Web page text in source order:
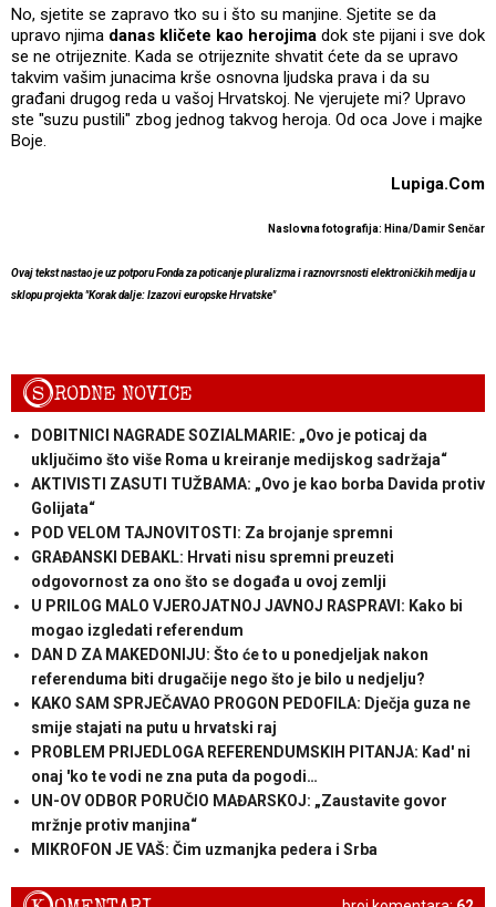
No, sjetite se zapravo tko su i što su manjine. Sjetite se da
upravo njima danas kličete kao herojima dok ste pijani i sve dok
se ne otrijeznite. Kada se otrijeznite shvatit ćete da se upravo
takvim vašim junacima krše osnovna ljudska prava i da su
građani drugog reda u vašoj Hrvatskoj. Ne vjerujete mi? Upravo
ste "suzu pustili" zbog jednog takvog heroja. Od oca Jove i majke
Boje.
Lupiga.Com
Naslovna fotografija: Hina/Damir Senčar
Ovaj tekst nastao je uz potporu Fonda za poticanje pluralizma i raznovrsnosti elektroničkih medija u
sklopu projekta "Korak dalje: Izazovi europske Hrvatske"
SRODNE NOVICE
DOBITNICI NAGRADE SOZIALMARIE: „Ovo je poticaj da
uključimo što više Roma u kreiranje medijskog sadržaja“
AKTIVISTI ZASUTI TUŽBAMA: „Ovo je kao borba Davida protiv
Golijata“
POD VELOM TAJNOVITOSTI: Za brojanje spremni
GRAĐANSKI DEBAKL: Hrvati nisu spremni preuzeti
odgovornost za ono što se događa u ovoj zemlji
U PRILOG MALO VJEROJATNOJ JAVNOJ RASPRAVI: Kako bi
mogao izgledati referendum
DAN D ZA MAKEDONIJU: Što će to u ponedjeljak nakon
referenduma biti drugačije nego što je bilo u nedjelju?
KAKO SAM SPRJEČAVAO PROGON PEDOFILA: Dječja guza ne
smije stajati na putu u hrvatski raj
PROBLEM PRIJEDLOGA REFERENDUMSKIH PITANJA: Kad' ni
onaj 'ko te vodi ne zna puta da pogodi…
UN-OV ODBOR PORUČIO MAĐARSKOJ: „Zaustavite govor
mržnje protiv manjina“
MIKROFON JE VAŠ: Čim uzmanjka pedera i Srba